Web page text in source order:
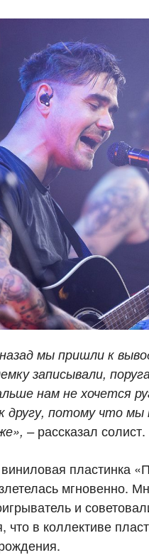
мы пришли к
записывали,
нам не хочется
другу, потому что
– рассказал солист.
пластинка
мгновенно.
и
что в коллективе